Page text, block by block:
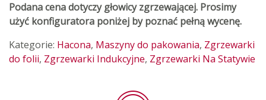
Podana cena dotyczy głowicy zgrzewającej. Prosimy
użyć konfiguratora poniżej by poznać pełną wycenę.
Kategorie: Hacona, Maszyny do pakowania, Zgrzewarki
do folii, Zgrzewarki Indukcyjne, Zgrzewarki Na Statywie